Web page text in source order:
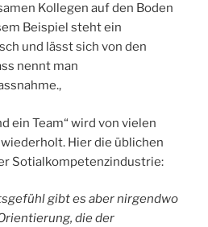
Kollegen auf den Boden
Beispiel steht ein
und lässt sich von den
nennt man
ein Team“ wird von vielen
Hier die üblichen
Sotialkompetenzindustrie:
gibt es aber nirgendwo
die der